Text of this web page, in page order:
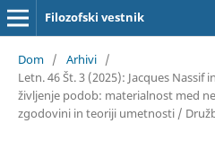
Filozofski vestnik
Dom / Arhivi /
Letn. 46 Št. 3 (2025): Jacques
življenje podob: materialnost med
zgodovini in teoriji umetnosti /